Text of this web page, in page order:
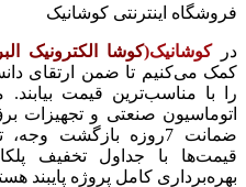
فروشگاه اینترنتی کوشانیک
در کوشانیک(کوشا الکترونیک
کمک می‌کنیم تا ضمن ارتقای
را با مناسب‌ترین قیمت
اتوماسیون صنعتی و تجهیزات
ضمانت 7روزه بازگشت
قیمت‌ها با جداول تخفیف
بهره‌برداری کامل پروژه پایبند